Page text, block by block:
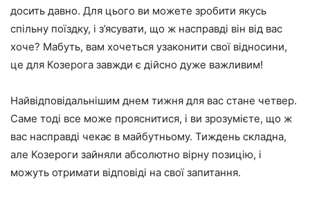
досить давно. Для цього ви можете зробити якусь
спільну поїздку, і з’ясувати, що ж насправді він від вас
хоче? Мабуть, вам хочеться узаконити свої відносини,
це для Козерога завжди є дійсно дуже важливим!
Найвідповідальнішим днем тижня для вас стане четвер.
Саме тоді все може прояснитися, і ви зрозумієте, що ж
вас насправді чекає в майбутньому. Тиждень складна,
але Козероги зайняли абсолютно вірну позицію, і
можуть отримати відповіді на свої запитання.